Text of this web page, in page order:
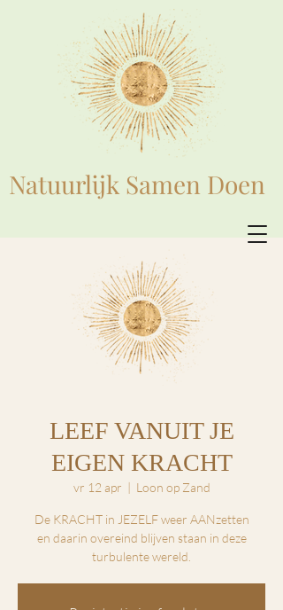
Natuurlijk Samen Doen
LEEF VANUIT JE
EIGEN KRACHT
vr 12 apr
  |
Loon op Zand
De KRACHT in JEZELF weer AANzetten
en daarin overeind blijven staan in deze
turbulente wereld.